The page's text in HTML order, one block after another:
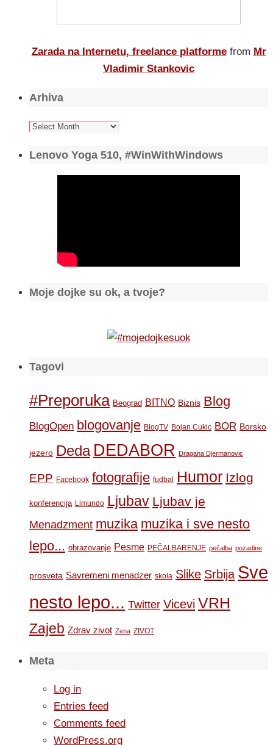
Zarada na Internetu, freelance platforme from Mr
Vladimir Stankovic
Arhiva
Arhiva
Lenovo Yoga 510, #WinWithWindows
Moje dojke su ok, a tvoje?
Tagovi
#Preporuka Beograd BITNO Biznis Blog
BlogOpen blogovanje BlogTV Bojan Cukic BOR Borsko
jezero Deda DEDABOR Dragana Djermanovic
EPP Facebook fotografije fudbal Humor Izlog
konferencija Limundo Ljubav Ljubav je
Menadzment muzika muzika i sve nesto
lepo... obrazovanje Pesme PEČALBARENJE pečalba pozadine
prosveta Savremeni menadzer skola Slike Srbija Sve
nesto lepo... Twitter Vicevi VRH
Zajeb Zdrav zivot Zena ZIVOT
Meta
Log in
Entries feed
Comments feed
WordPress.org